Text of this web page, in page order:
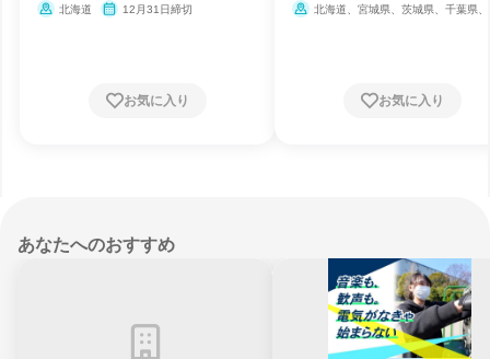
北海道
12月31日締切
お気に入り
北海道、宮城県、茨城県、千葉県
お気に入り
あなたへのおすすめ